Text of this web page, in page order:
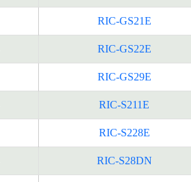
RIC-GS21E
RIC-GS22E
RIC-GS29E
RIC-S211E
RIC-S228E
RIC-S28DN